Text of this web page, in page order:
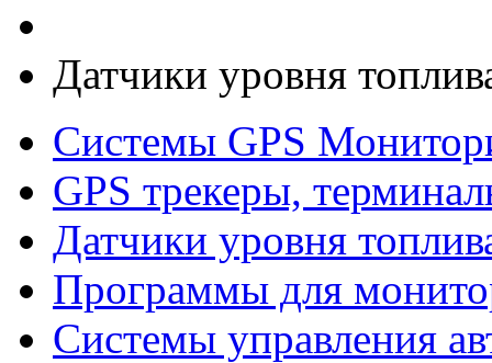
Датчики уровня
Системы GPS
GPS трекеры,
Датчики уровня
Программы для
Системы управления